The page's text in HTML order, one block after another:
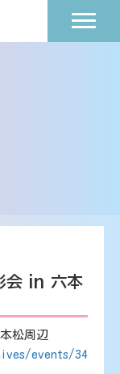
会 in 六本
松周辺
events/34